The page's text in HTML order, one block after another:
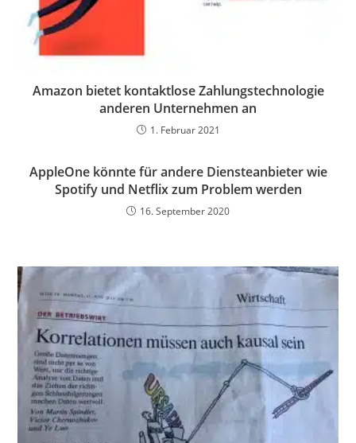
Amazon bietet kontaktlose Zahlungstechnologie
anderen Unternehmen an
1. Februar 2021
AppleOne könnte für andere Diensteanbieter wie
Spotify und Netflix zum Problem werden
16. September 2020